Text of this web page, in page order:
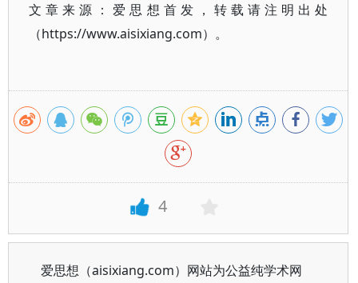
文章来源：爱思想首发，转载请注明出处
（https://www.aisixiang.com）。
4
爱思想（aisixiang.com）网站为公益纯学术网